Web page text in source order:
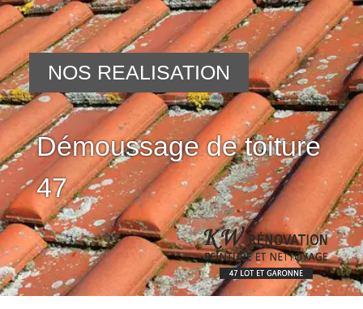
Démoussage de toiture
47
NOS REALISATION